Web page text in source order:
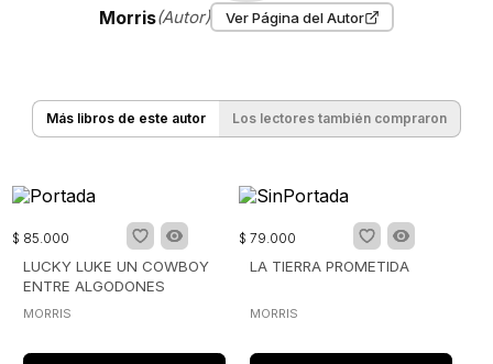
Morris(Autor) Ver Página del Autor
Más libros de este autor Los lectores también compraron
$ 85.000
LUCKY LUKE UN COWBOY
ENTRE ALGODONES
MORRIS
$ 79.000
LA TIERRA PROMETIDA
MORRIS